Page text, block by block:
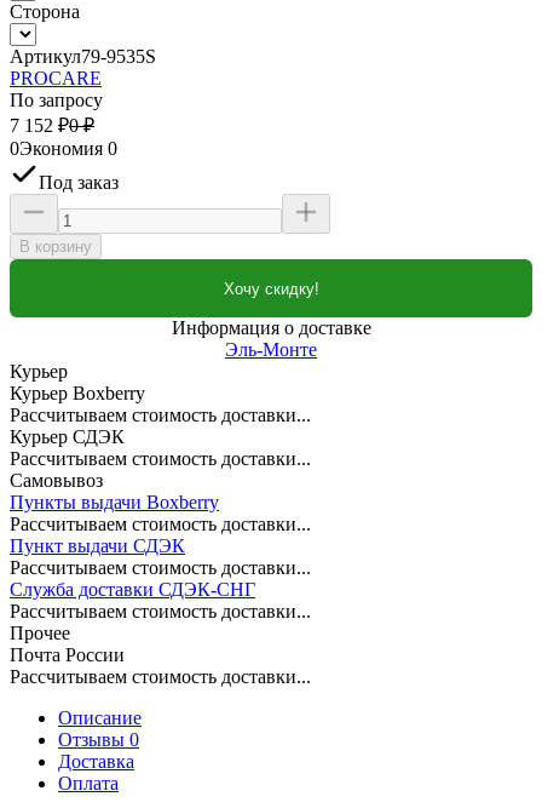
Сторона
Артикул79-9535S
PROCARE
По запросу
7 152 ₽0 ₽
0Экономия 0
Под заказ
В корзину
Хочу скидку!
Информация о доставке
Эль-Монте
Курьер
Курьер Boxberry
Рассчитываем стоимость доставки...
Курьер СДЭК
Рассчитываем стоимость доставки...
Самовывоз
Пункты выдачи Boxberry
Рассчитываем стоимость доставки...
Пункт выдачи СДЭК
Рассчитываем стоимость доставки...
Служба доставки СДЭК-СНГ
Рассчитываем стоимость доставки...
Прочее
Почта России
Рассчитываем стоимость доставки...
Описание
Отзывы 0
Доставка
Оплата